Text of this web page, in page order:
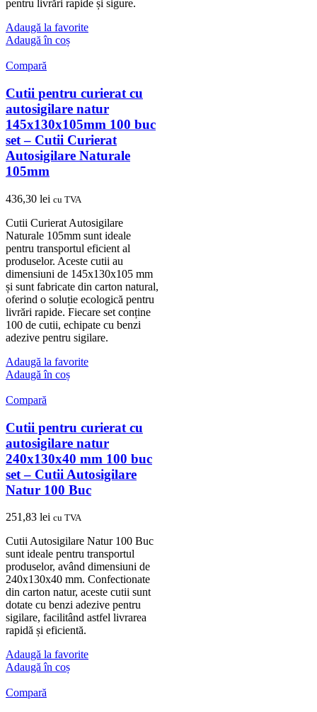
pentru livrări rapide și sigure.
Adaugă la favorite
Adaugă în coș
Compară
Cutii pentru curierat cu
autosigilare natur
145x130x105mm 100 buc
set – Cutii Curierat
Autosigilare Naturale
105mm
436,30 lei cu TVA
Cutii Curierat Autosigilare
Naturale 105mm sunt ideale
pentru transportul eficient al
produselor. Aceste cutii au
dimensiuni de 145x130x105 mm
și sunt fabricate din carton natural,
oferind o soluție ecologică pentru
livrări rapide. Fiecare set conține
100 de cutii, echipate cu benzi
adezive pentru sigilare.
Adaugă la favorite
Adaugă în coș
Compară
Cutii pentru curierat cu
autosigilare natur
240x130x40 mm 100 buc
set – Cutii Autosigilare
Natur 100 Buc
251,83 lei cu TVA
Cutii Autosigilare Natur 100 Buc
sunt ideale pentru transportul
produselor, având dimensiuni de
240x130x40 mm. Confectionate
din carton natur, aceste cutii sunt
dotate cu benzi adezive pentru
sigilare, facilitând astfel livrarea
rapidă și eficientă.
Adaugă la favorite
Adaugă în coș
Compară